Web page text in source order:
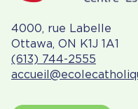
4000, rue Labelle
Ottawa, ON K1J 1A1
(613) 744-2555